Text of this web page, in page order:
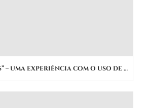
“O SOM DOS SINOS” – UMA EXPERIÊNCIA COM O USO DE NOVAS MÍDIAS PARA PROMOÇÃO DO PATRIMÔNIO IMATERIAL